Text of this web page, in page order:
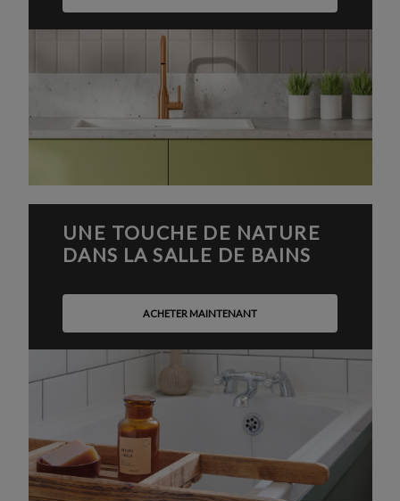
UNE TOUCHE DE NATURE
DANS LA SALLE DE BAINS
ACHETER MAINTENANT